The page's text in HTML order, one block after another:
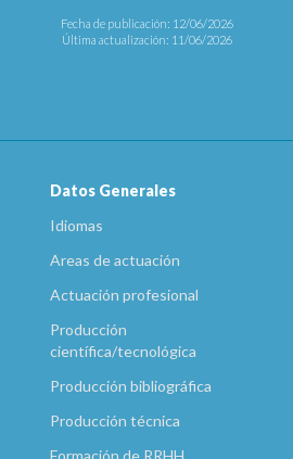
Fecha de publicación: 12/06/2026
Última actualización: 11/06/2026
Datos Generales
Idiomas
Areas de actuación
Actuación profesional
Producción
científica/tecnológica
Producción bibliográfica
Producción técnica